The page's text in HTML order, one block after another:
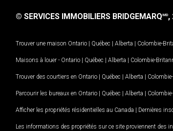
© SERVICES IMMOBILIERS BRIDGEMARQMD,
Trouver une maison Ontario | Québec | Alberta | Colombie-
Maisons à louer - Ontario | Québec | Alberta | Colombie-
Trouver des courtiers en Ontario | Québec | Alberta |
Parcourir les bureaux en Ontario | Québec | Alberta |
Afficher les propriétés résidentielles au Canada | Dernières
Les informations des propriétés sur ce site proviennent des